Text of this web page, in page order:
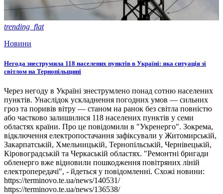
trending_flat
Новини
Негода знеструмила 118 населених пунктів в Україні: яка ситуація зі
світлом на Тернопільщині
Через негоду в Україні знеструмлено понад сотню населених
пунктів. Унаслідок ускладнення погодних умов — сильних
гроз та поривів вітру — станом на ранок без світла повністю
або частково залишилися 118 населених пунктів у семи
областях країни. Про це повідомили в "Укренерго". Зокрема,
відключення електропостачання зафіксували у Житомирській,
Закарпатській, Хмельницькій, Тернопільській, Чернівецькій,
Кіровоградській та Черкаській областях. "Ремонтні бригади
обленерго вже відновили пошкодження повітряних ліній
електропередачі", - йдеться у повідомленні. Схожі новини:
https://terminovo.te.ua/news/140531/
https://terminovo.te.ua/news/136538/